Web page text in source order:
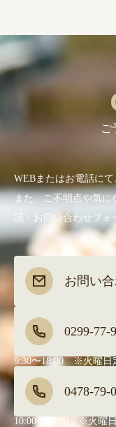
ご
WEBまたはお電話にて
また、ご不明点や気に
話・お問い合わせフォ
お問い
0299-77-
9:30〜18:00 ※火曜日
0478-79-
10:00〜17:00 ※火曜